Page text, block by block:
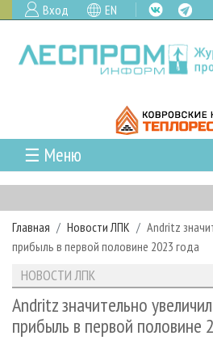
Вход EN
☰ Меню
ГЛАВНАЯ
РУБРИКИ И ТЕМЫ
РУБРИКИ ЖУРНАЛА
ЛЕСОЗАГОТОВКА
ЛЕСОПИЛЕНИЕ
НОВОСТИ
НОВОСТИ ЛПК
НОВОСТИ ЖУРНАЛА
ПРОЕКТЫ ЛПИ
АНАЛИТИКА
ПРЕДПРИЯТИЯ ЛПК
АРХИВ
АРХИВ ЖУРНАЛОВ
О ЖУРНАЛЕ
Главная Новости ЛПК
Andritz
прибыль в первой половине 2023 года
НОВОСТИ ЛПК
Andritz значительно
прибыль в первой половине